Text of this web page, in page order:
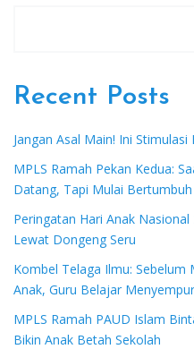
Recent Posts
Jangan Asal Main! Ini
MPLS Ramah Pekan Kedua:
Datang, Tapi Mulai Bertumbuh
Peringatan Hari Anak
Lewat Dongeng Seru
Kombel Telaga Ilmu: Sebelum
Anak, Guru Belajar
MPLS Ramah PAUD Islam
Bikin Anak Betah Sekolah